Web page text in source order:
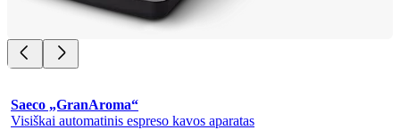
Saeco „GranAroma“
Visiškai automatinis espreso kavos aparatas